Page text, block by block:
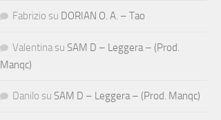
Fabrizio su DORIAN O. A. – Tao
Valentina su SAM D – Leggera – (Prod.
Manqc)
Danilo su SAM D – Leggera – (Prod. Manqc)